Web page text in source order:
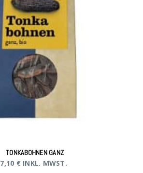
TONKABOHNEN GANZ
7,10 € INKL. MWST.